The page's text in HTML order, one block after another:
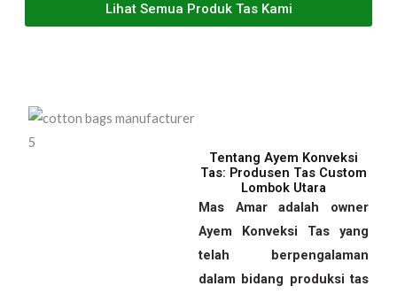
Lihat Semua Produk Tas Kami
Tentang Ayem Konveksi
Tas: Produsen Tas Custom
Lombok Utara
Mas Amar adalah owner
Ayem Konveksi Tas yang
telah berpengalaman
dalam bidang produksi tas